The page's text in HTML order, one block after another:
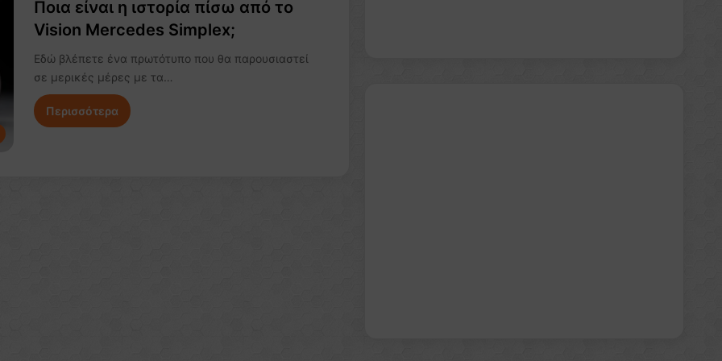
Ποια είναι η ιστορία πίσω από το
Vision Mercedes Simplex;
Εδώ βλέπετε ένα πρωτότυπο που θα παρουσιαστεί
σε μερικές μέρες με τα…
Περισσότερα